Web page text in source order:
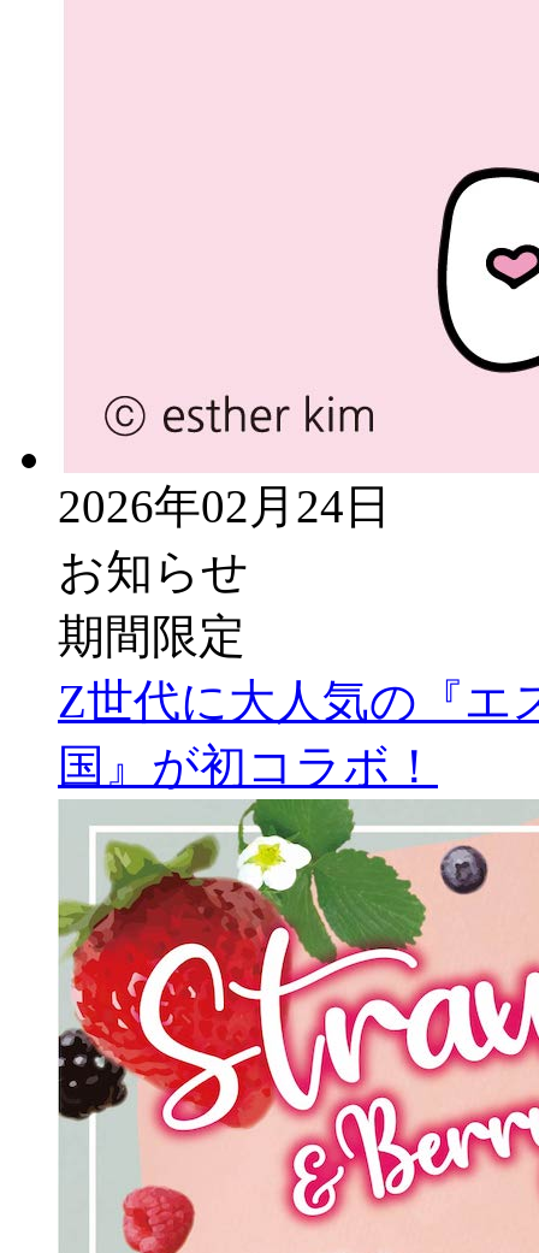
2026年02月24日
お知らせ
期間限定
Z世代に大人気の『エ
国』が初コラボ！